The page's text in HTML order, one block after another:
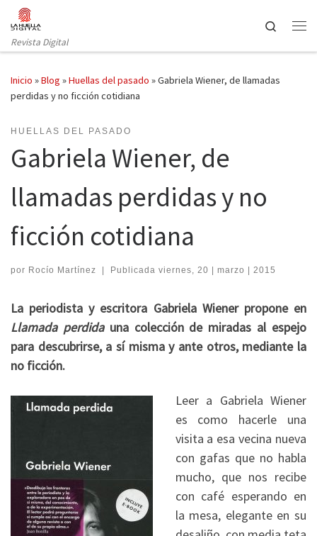
Saltar al contenido
Revista Digital
Search
Inicio »Blog »Huellas del pasado »Gabriela Wiener, de llamadas
perdidas y no ficción cotidiana
HUELLAS DEL PASADO
Gabriela Wiener, de
llamadas perdidas y no
ficción cotidiana
por Rocío Martínez | Publicada viernes, 20 | marzo | 2015
La periodista y escritora Gabriela Wiener propone en
Llamada perdida una colección de miradas al espejo
para descubrirse, a sí misma y ante otros, mediante la
no ficción.
Leer a Gabriela Wiener
es como hacerle una
visita a esa vecina nueva
con gafas que no habla
mucho, que nos recibe
con café esperando en
la mesa, elegante en su